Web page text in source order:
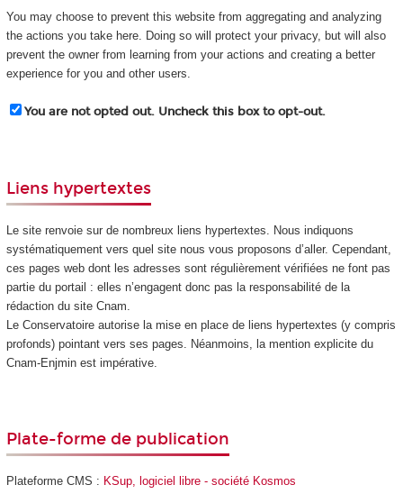
You may choose to prevent this website from aggregating and analyzing
the actions you take here. Doing so will protect your privacy, but will also
prevent the owner from learning from your actions and creating a better
experience for you and other users.
You are not opted out. Uncheck this box to opt-out.
Liens hypertextes
Le site renvoie sur de nombreux liens hypertextes. Nous indiquons
systématiquement vers quel site nous vous proposons d’aller. Cependant,
ces pages web dont les adresses sont régulièrement vérifiées ne font pas
partie du portail : elles n’engagent donc pas la responsabilité de la
rédaction du site Cnam.
Le Conservatoire autorise la mise en place de liens hypertextes (y compris
profonds) pointant vers ses pages. Néanmoins, la mention explicite du
Cnam-Enjmin est impérative.
Plate-forme de publication
Plateforme CMS : KSup, logiciel libre - société Kosmos